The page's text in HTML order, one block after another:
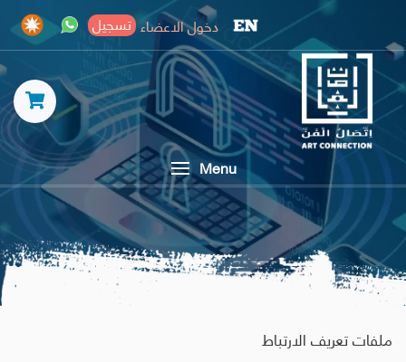
تسجيل دخول الاعضاء
Menu
ملفات تعريف الارتباط